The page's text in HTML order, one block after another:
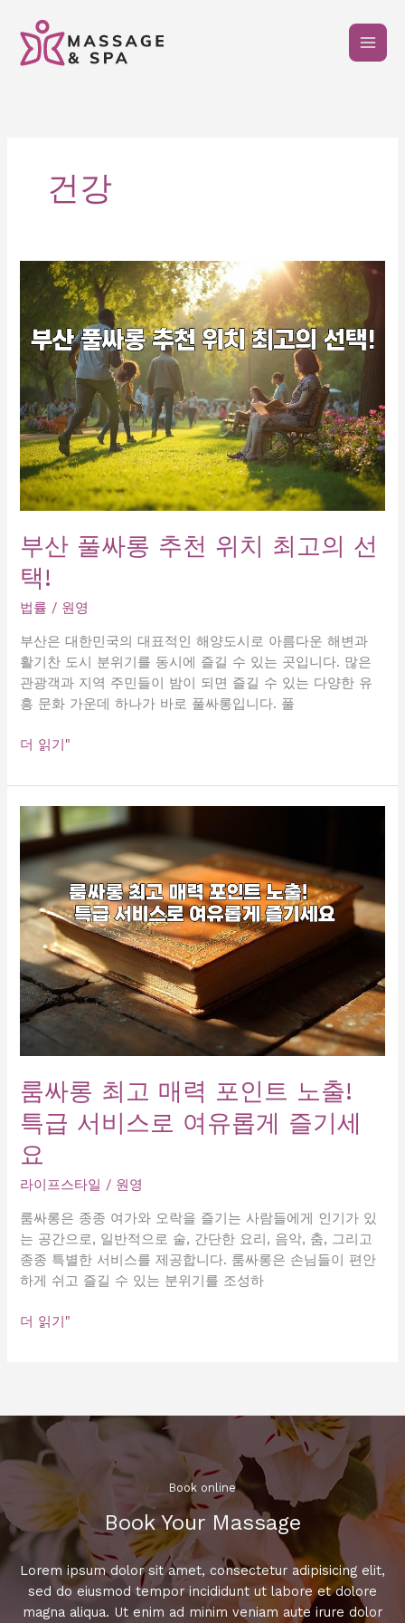
건강
부산 풀싸롱 추천 위치 최고의 선
택!
법률 / 원영
부산은 대한민국의 대표적인 해양도시로 아름다운 해변과
활기찬 도시 분위기를 동시에 즐길 수 있는 곳입니다. 많은
관광객과 지역 주민들이 밤이 되면 즐길 수 있는 다양한 유
흥 문화 가운데 하나가 바로 풀싸롱입니다. 풀
부
풀
싸
추
천
위
치
최
의
선
택!
더 읽기"
룸싸롱 최고 매력 포인트 노출!
특급 서비스로 여유롭게 즐기세
요
라이프스타일 / 원영
룸싸롱은 종종 여가와 오락을 즐기는 사람들에게 인기가 있
는 공간으로, 일반적으로 술, 간단한 요리, 음악, 춤, 그리고
종종 특별한 서비스를 제공합니다. 룸싸롱은 손님들이 편안
하게 쉬고 즐길 수 있는 분위기를 조성하
룸
포
트
노
특
급
서
더 읽기"
Book online​
Book Your Massage​
Lorem ipsum dolor sit amet, consectetur adipisicing elit,
sed do eiusmod tempor incididunt ut labore et dolore
magna aliqua. Ut enim ad minim veniam aute irure dolor